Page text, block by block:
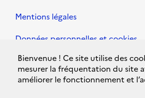
Bienvenue ! Ce site utilise des
mesurer la fréquentation du site
améliorer le fonctionnement et
Mentions légales
Données personnelles et cookies
Accessibilité
Plan du site